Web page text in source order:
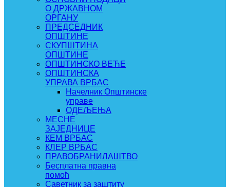
О ДРЖАВНОМ
ОРГАНУ
ПРЕДСЕДНИК
ОПШТИНЕ
СКУПШТИНА
ОПШТИНЕ
ОПШТИНСКО ВЕЋЕ
ОПШТИНСКА
УПРАВА ВРБАС
Начелник Општинске
управе
ОДЕЉЕЊА
МЕСНЕ
ЗАЈЕДНИЦЕ
КЕМ ВРБАС
КЛЕР ВРБАС
ПРАВОБРАНИЛАШТВО
Бесплатна правна
помоћ
Саветник за заштиту